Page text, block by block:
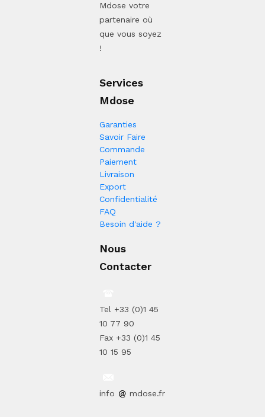
Mdose votre
partenaire où
que vous soyez
!
Services
Mdose
Garanties
Savoir Faire
Commande
Paiement
Livraison
Export
Confidentialité
FAQ
Besoin d'aide ?
Nous
Contacter
Tel +33 (0)1 45
10 77 90
Fax +33 (0)1 45
10 15 95
info mdose.fr